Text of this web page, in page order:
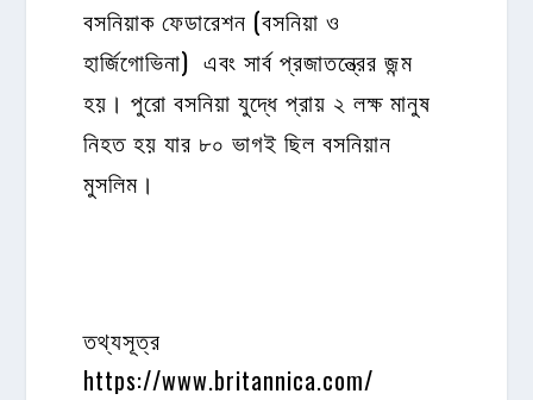
বসনিয়াক ফেডারেশন (বসনিয়া ও
হার্জিগোভিনা) এবং সার্ব প্রজাতন্ত্রের জন্ম
হয়। পুরো বসনিয়া যুদ্ধে প্রায় ২ লক্ষ মানুষ
নিহত হয় যার ৮০ ভাগই ছিল বসনিয়ান
মুসলিম।
তথ্যসূত্র
https://www.britannica.com/